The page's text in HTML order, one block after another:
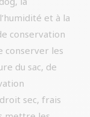
et à la
conservation
conserver les
du sac, de
sec, frais